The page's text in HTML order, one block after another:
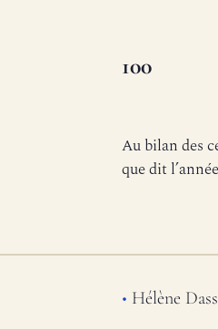
100
Au bilan des
que dit
• Hélène